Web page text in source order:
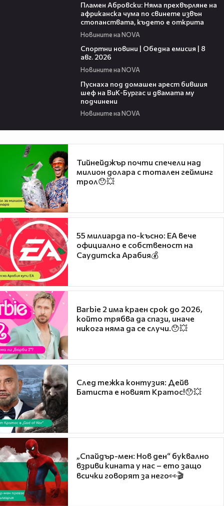
Пламен Абровски: Няма прехвърляне на
африканска чума по свинете извън
стопанствата, където е открита
Новините на NOVA
Спортни новини | Обедна емисия | 8
aвг. 2026
Новините на NOVA
Пуснаха под домашен арест бившия
шеф на ВиК-Бургас и двамата му
подчинени
Новините на NOVA
Тийнейджър почти спечели над
милион долара с тотален гейминг
трол😯💥
55 милиарда по-късно: EA вече
официално е собственост на
Саудитска Арабия💰
Barbie 2 има краен срок до 2026,
който трябва да спази, иначе
никога няма да се случи.😯💥
След тежка контузия: Дейв
Батиста е новият Кратос!😯💥
„Спайдър-мен: Нов ден“ буквално
взриви кината у нас – ето защо
всички говорят за него👀🎬